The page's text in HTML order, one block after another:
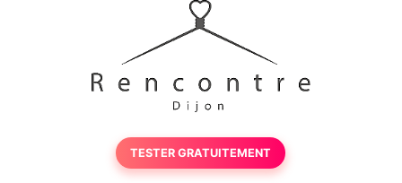
TESTER GRATUITEMENT